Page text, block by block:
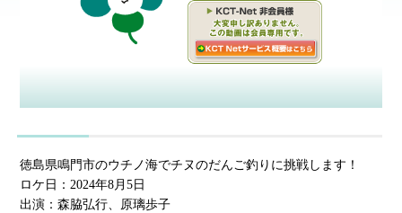
徳島県鳴門市のウチノ海でチヌのだんご釣りに挑戦します！
ロケ日：2024年8月5日
出演：森脇弘行、原璃歩子